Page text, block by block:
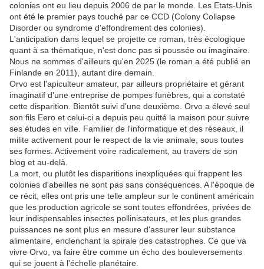
colonies ont eu lieu depuis 2006 de par le monde. Les Etats-Unis
ont été le premier pays touché par ce CCD (Colony Collapse
Disorder ou syndrome d'effondrement des colonies).
L'anticipation dans lequel se projette ce roman, très écologique
quant à sa thématique, n'est donc pas si poussée ou imaginaire.
Nous ne sommes d'ailleurs qu'en 2025 (le roman a été publié en
Finlande en 2011), autant dire demain.
Orvo est l'apiculteur amateur, par ailleurs propriétaire et gérant
imaginatif d'une entreprise de pompes funèbres, qui a constaté
cette disparition. Bientôt suivi d'une deuxième. Orvo a élevé seul
son fils Eero et celui-ci a depuis peu quitté la maison pour suivre
ses études en ville. Familier de l'informatique et des réseaux, il
milite activement pour le respect de la vie animale, sous toutes
ses formes. Activement voire radicalement, au travers de son
blog et au-delà.
La mort, ou plutôt les disparitions inexpliquées qui frappent les
colonies d'abeilles ne sont pas sans conséquences. A l'époque de
ce récit, elles ont pris une telle ampleur sur le continent américain
que les production agricole se sont toutes effondrées, privées de
leur indispensables insectes pollinisateurs, et les plus grandes
puissances ne sont plus en mesure d'assurer leur substance
alimentaire, enclenchant la spirale des catastrophes. Ce que va
vivre Orvo, va faire être comme un écho des bouleversements
qui se jouent à l'échelle planétaire.